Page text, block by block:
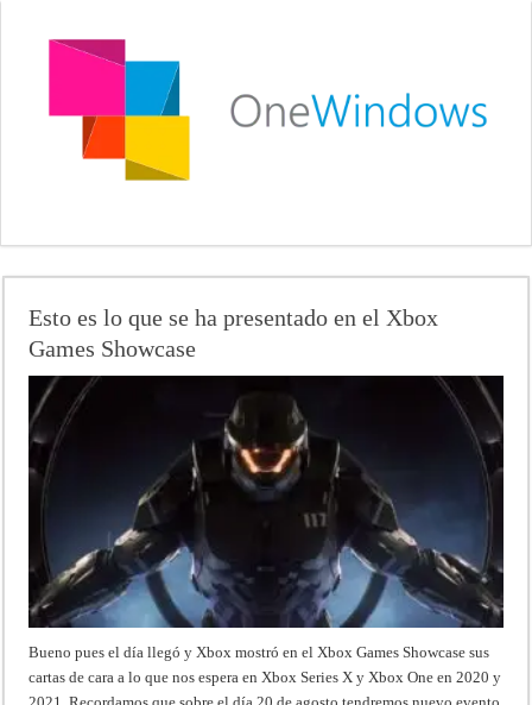
Esto es lo que se ha presentado en el Xbox
Games Showcase
Bueno pues el día llegó y Xbox mostró en el Xbox Games Showcase sus
cartas de cara a lo que nos espera en Xbox Series X y Xbox One en 2020 y